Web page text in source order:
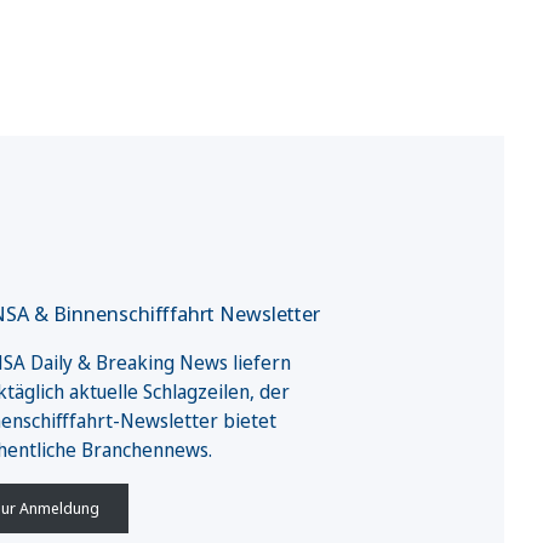
& Binnenschifffahrt Newsletter
Daily & Breaking News liefern
aktuelle Schlagzeilen, der
Newsletter bietet
Branchennews.
Anmeldung